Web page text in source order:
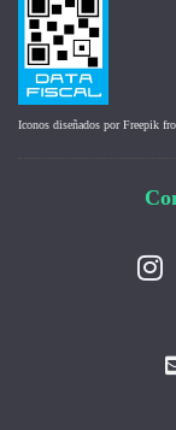
Iconos diseñados porFreepik